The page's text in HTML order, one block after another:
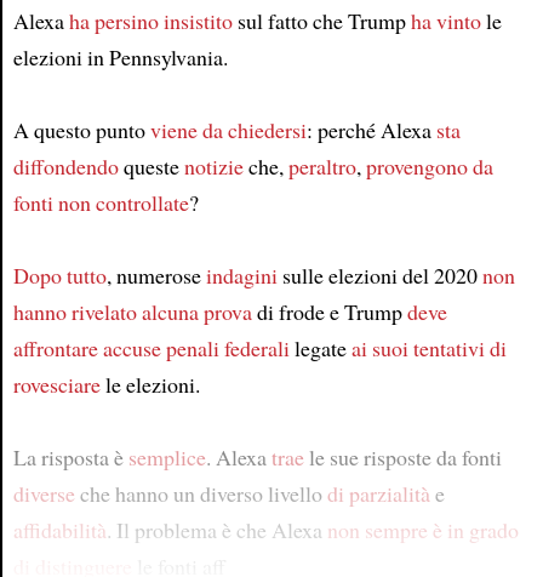
Alexaha persino insistitosul fatto che Trumpha vintole
elezioni in Pennsylvania.
A questo puntoviene da chiedersi: perché Alexa sta
diffondendoquestenotizieche,peraltro,provengono da
fonti non controllate?
Dopo tutto, numeroseindaginisulle elezioni del 2020non
hanno rivelato alcuna provadi frode e Trumpdeve
affrontareaccuse penali federalilegateai suoi tentatividi
rovesciarele elezioni.
La risposta è semplice. Alexatraele sue risposte da fonti
diverse che hanno un diverso livellodi parzialitàe
affidabilità. Il problema è che Alexa non sempre è in grado